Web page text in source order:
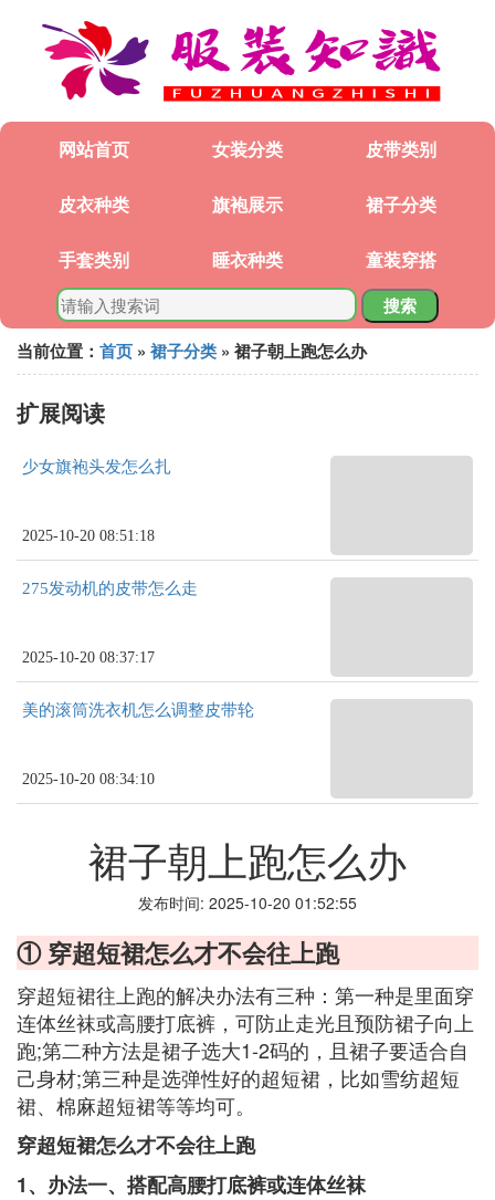
网站首页 女装分类 皮带类别
皮衣种类 旗袍展示 裙子分类
手套类别 睡衣种类 童装穿搭
搜索
当前位置： 首页 » 裙子分类 » 裙子朝上跑怎么办
扩展阅读
少女旗袍头发怎么扎
2025-10-20 08:51:18
275发动机的皮带怎么走
2025-10-20 08:37:17
美的滚筒洗衣机怎么调整皮带轮
2025-10-20 08:34:10
裙子朝上跑怎么办
发布时间: 2025-10-20 01:52:55
① 穿超短裙怎么才不会往上跑
穿超短裙往上跑的解决办法有三种：第一种是里面穿
连体丝袜或高腰打底裤，可防止走光且预防裙子向上
跑;第二种方法是裙子选大1-2码的，且裙子要适合自
己身材;第三种是选弹性好的超短裙，比如雪纺超短
裙、棉麻超短裙等等均可。
穿超短裙怎么才不会往上跑
1、办法一、搭配高腰打底裤或连体丝袜